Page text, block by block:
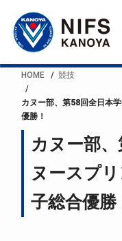
HOME 競技
カヌー部、第58回全日本
優勝！
カヌー部
ヌースプ
子総合優勝